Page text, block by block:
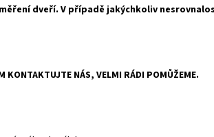
dveří. V případě jakýchkoliv
NÁS, VELMI RÁDI POMŮŽEME.